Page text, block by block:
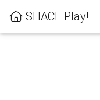
SHACL Play!